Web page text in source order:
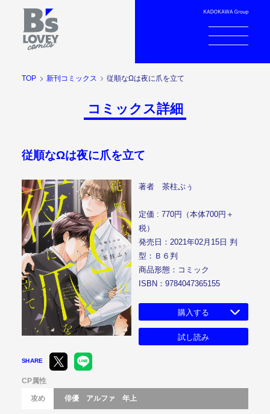
TOP 新刊コミックス 従順なΩは夜に爪を立て
コミックス詳細
従順なΩは夜に爪を立て
著者 茶柱ぷぅ
定価 : 770円（本体700円＋
税）
発売日：2021年02月15日 判
型：Ｂ６判
商品形態：コミック
ISBN：9784047365155
購入する
試し読み
SHARE
CP属性
攻め 俳優 アルファ 年上